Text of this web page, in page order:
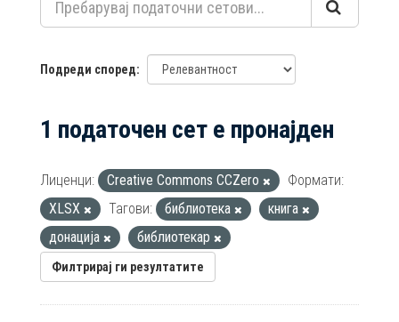
Подреди според
1 податочен сет е пронајден
Лиценци: Creative Commons CCZero
Формати:
XLSX
Тагови: библиотека
книга
донација
библиотекар
Филтрирај ги резултатите